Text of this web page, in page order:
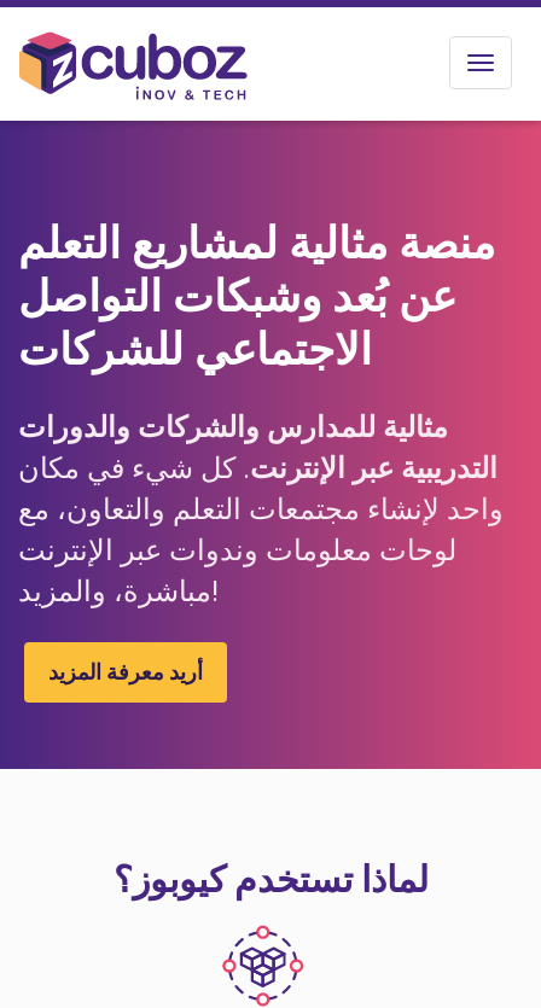
Toggle
منصة مثالية لمشاريع التعلم
عن بُعد وشبكات التواصل
الاجتماعي للشركات
مثالية للمدارس والشركات والدورات
التدريبية عبر الإنترنت. كل شيء في مكان
واحد لإنشاء مجتمعات التعلم والتعاون، مع
لوحات معلومات وندوات عبر الإنترنت
مباشرة، والمزيد!
أريد معرفة المزيد
لماذا تستخدم كيوبوز؟